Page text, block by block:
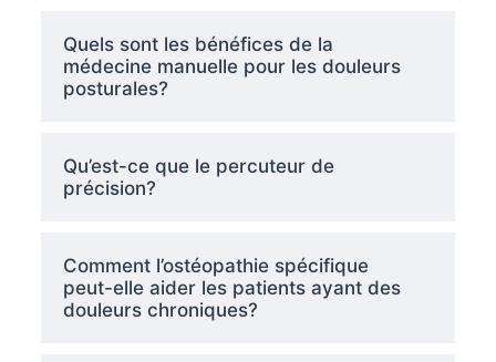
Quels sont les bénéfices de la
médecine manuelle pour les douleurs
posturales?
Qu’est-ce que le percuteur de
précision?
Comment l’ostéopathie spécifique
peut-elle aider les patients ayant des
douleurs chroniques?